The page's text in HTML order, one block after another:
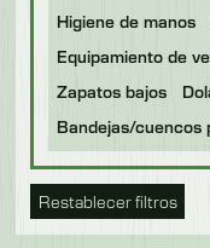
Higiene de manos
Equipamiento de
Zapatos bajos
Bandejas/cuencos
Bandejas Bale Arm
Plan de pesaje
Tonelly
Bandejas
Restablecer filtros